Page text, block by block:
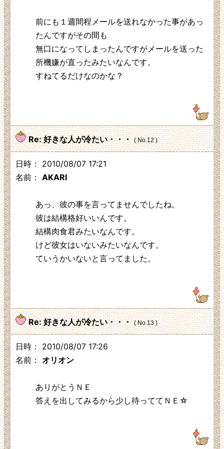
前にも１週間程メールを送れなかった事があっ
たんですがその間も
無口になってしまったんですがメールを送った
所機嫌が直ったみたいなんです。
すねてるだけなのかな？
Re: 好きな人が冷たい・・・ ( No.12 )
日時： 2010/08/07 17:21
名前： AKARI
あっ、彼の事を言ってませんでしたね。
彼は結構格好いいんです。
結構肉食君みたいなんです。
けど彼女はいないみたいなんです。
ていうかいないと言ってました。
Re: 好きな人が冷たい・・・ ( No.13 )
日時： 2010/08/07 17:26
名前： オリオン
ありがとうＮＥ
答えを出してみるから少し待っててＮＥ☆